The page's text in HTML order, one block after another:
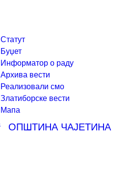
Статут
Буџет
Информатор о раду
Архива вести
Реализовали смо
Златиборске вести
Мапа
ОПШТИНА ЧАЈЕТИНА